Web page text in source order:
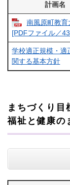
計画名
南風原町教育
[PDFファイル／
学校適正規模・適
関する基本方針
まちづくり
福祉と健康の